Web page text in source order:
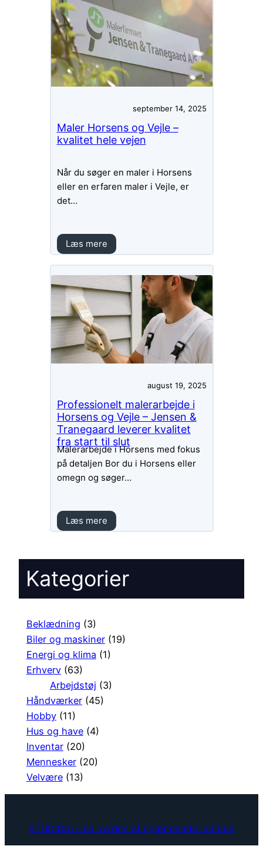
Kategorier
Beklædning (3)
Biler og maskiner(19)
Energi og klima (1)
Erhverv(63)
Arbejdstøj (3)
Håndværker(45)
Hobby(11)
Hus og have(4)
Inventar(20)
Mennesker(20)
Velvære(13)
september 14, 2025
Maler Horsens og Vejle –
kvalitet hele vejen
Når du søger en maler i Horsens
eller en erfaren maler i Vejle, er
det…
Læs mere
august 19, 2025
Professionelt malerarbejde i
Horsens og Vejle – Jensen &
Tranegaard leverer kvalitet
fra start til slut
Malerarbejde i Horsens med fokus
på detaljen Bor du i Horsens eller
omegn og søger…
Læs mere
STUDIOru – en verden af spændende indhold